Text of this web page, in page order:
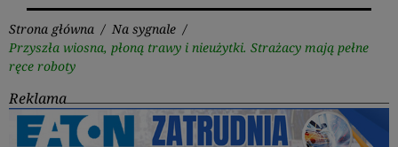
Strona główna / Na sygnale /
Przyszła wiosna, płoną trawy i nieużytki. Strażacy mają pełne
ręce roboty
Reklama